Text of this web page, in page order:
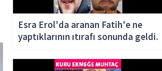
Esra Erol'da aranan Fatih'e ne
yaptıklarının ıtırafı sonunda geldi.